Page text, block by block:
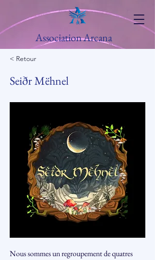
Association Arcana
< Retour
Seiðr Mëhnel
Nous sommes un regroupement de quatres